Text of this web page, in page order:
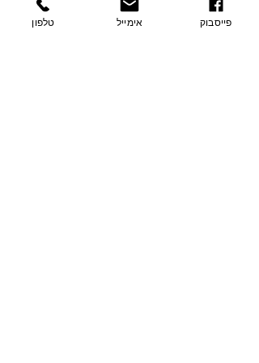
כתיבת תגובה...
טלפון אימייל פייסבוק